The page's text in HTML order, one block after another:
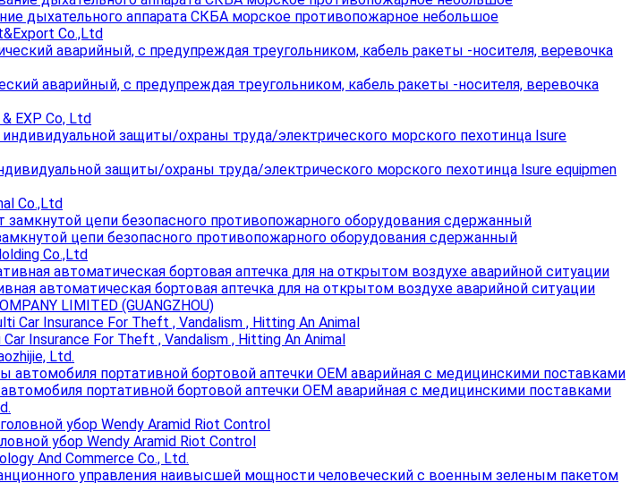
дыхательного аппарата СКБА морское противопожарное небольшое
Co.,Ltd
аварийный, с предупреждая треугольником, кабель ракеты -носителя, веревочка
EXP Co, Ltd
защиты/охраны труда/электрического морского пехотинца Isure equipmen
Co.,Ltd
цепи безопасного противопожарного оборудования сдержанный
Co.,Ltd
автоматическая бортовая аптечка для на открытом воздухе аварийной ситуации
LIMITED (GUANGZHOU)
Insurance For Theft , Vandalism , Hitting An Animal
Ltd.
портативной бортовой аптечки OEM аварийная с медицинскими поставками
убор Wendy Aramid Riot Control
And Commerce Co., Ltd.